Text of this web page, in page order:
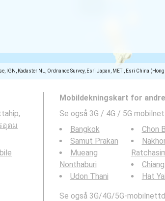
IGN, Kadaster NL, Ordnance Survey, Esri Japan, METI, Esri China
อุดม
Mobildekningskart for
Se også 3G / 4G / 5G
Bangkok
Samut Prakan
Mueang
Nonthaburi
Udon Thani
Chon
Hat Yai
Se også 3G/4G/5G-